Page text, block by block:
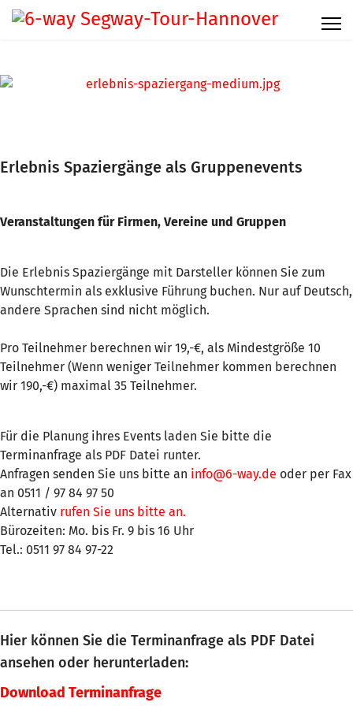
Erlebnis Spaziergänge als Gruppenevents
Veranstaltungen für Firmen, Vereine und Gruppen
Die Erlebnis Spaziergänge mit Darsteller können Sie zum
Wunschtermin als exklusive Führung buchen. Nur auf Deutsch,
andere Sprachen sind nicht möglich.
Pro Teilnehmer berechnen wir 19,-€, als Mindestgröße 10
Teilnehmer (Wenn weniger Teilnehmer kommen berechnen
wir 190,-€) maximal 35 Teilnehmer.
Für die Planung ihres Events laden Sie bitte die
Terminanfrage als PDF Datei runter.
Anfragen senden Sie uns bitte an info@6-way.de oder per Fax
an 0511 / 97 84 97 50
Alternativ rufen Sie uns bitte an.
Bürozeiten: Mo. bis Fr. 9 bis 16 Uhr
Tel.: 0511 97 84 97-22
Hier können Sie die Terminanfrage als PDF Datei
ansehen oder herunterladen:
Download Terminanfrage